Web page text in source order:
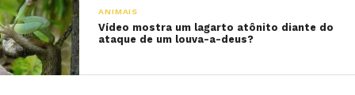
ANIMAIS
Vídeo mostra um lagarto atônito diante do
ataque de um louva-a-deus?